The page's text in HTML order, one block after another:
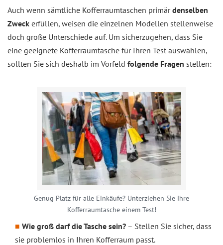
Auch wenn sämtliche Kofferraumtaschen primärdenselben
Zweck erfüllen, weisen die einzelnen Modellen stellenweise
doch große Unterschiede auf. Um sicherzugehen, dass Sie
eine geeignete Kofferraumtasche für Ihren Test auswählen,
sollten Sie sich deshalb im Vorfeld folgende Fragen stellen:
Genug Platz für alle Einkäufe? Unterziehen Sie Ihre
Kofferraumtasche einem Test!
Wie groß darf die Tasche sein? – Stellen Sie sicher, dass
sie problemlos in Ihren Kofferraum passt.